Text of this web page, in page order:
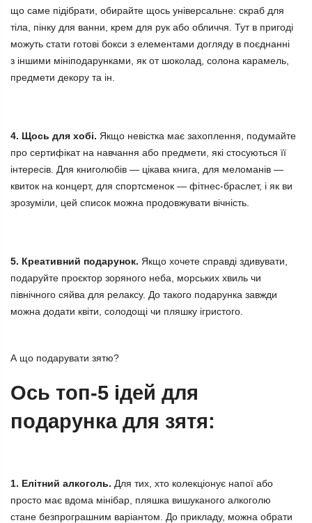
що саме підібрати, обирайте щось універсальне: скраб для
тіла, пінку для ванни, крем для рук або обличчя. Тут в пригоді
можуть стати готові бокси з елементами догляду в поєднанні
з іншими мініподарунками, як от шоколад, солона карамель,
предмети декору та ін.
4. Щось для хобі. Якщо невістка має захоплення, подумайте
про сертифікат на навчання або предмети, які стосуються її
інтересів. Для книголюбів — цікава книга, для меломанів —
квиток на концерт, для спортсменок — фітнес-браслет, і як ви
зрозуміли, цей список можна продовжувати вічність.
5. Креативний подарунок. Якщо хочете справді здивувати,
подаруйте проєктор зоряного неба, морських хвиль чи
північного сяйва для релаксу. До такого подарунка завжди
можна додати квіти, солодощі чи пляшку ігристого.
А що подарувати зятю?
Ось топ-5 ідей для
подарунка для зятя:
1. Елітний алкоголь. Для тих, хто колекціонує напої або
просто має вдома мінібар, пляшка вишуканого алкоголю
стане безпрограшним варіантом. До прикладу, можна обрати